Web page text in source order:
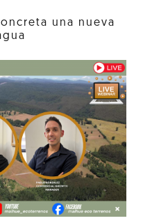
una nueva